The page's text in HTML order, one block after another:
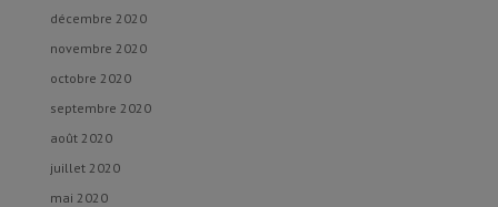
décembre 2020
novembre 2020
octobre 2020
septembre 2020
août 2020
juillet 2020
mai 2020